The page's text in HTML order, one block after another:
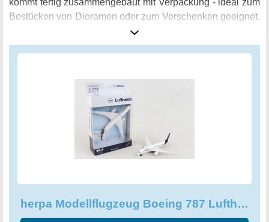
kommt fertig zusammengebaut mit Verpackung - ideal zum
Bestücken von Dioramen oder zum Verschenken geeignet.
herpa steht seit 70 Jahren für Qualität und ein Auge fürs
Detail und setzt dies auch bei diesem Modellflugzeug um.
Sammler und Modellbauer, sondern auch jeden Flugzeug-
Fan. Werde zum Überflieger mit dem herpa Modellflugzeug
Boeing 787 "Lufthansa"!
herpa Modellflugzeug Boeing 787 Lufthansa Maßstab 1:500